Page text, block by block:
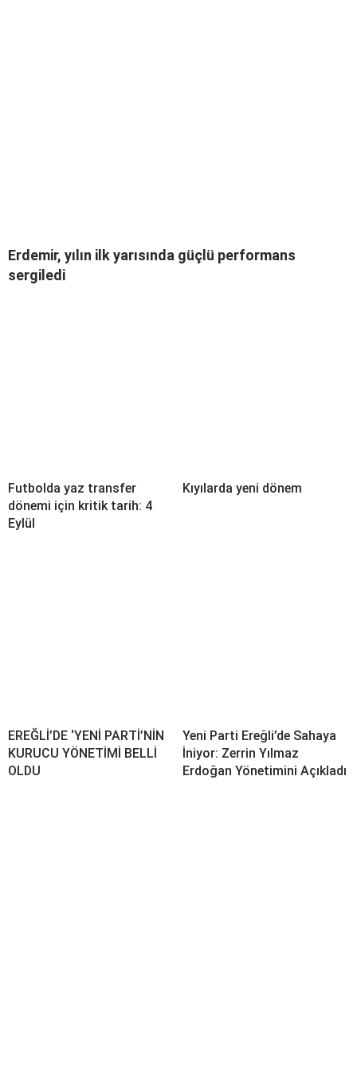
Erdemir, yılın ilk yarısında güçlü performans
sergiledi
Futbolda yaz transfer
dönemi için kritik tarih: 4
Eylül
Kıyılarda yeni dönem
EREĞLİ’DE ‘YENİ PARTİ’NİN
KURUCU YÖNETİMİ BELLİ
OLDU
Yeni Parti Ereğli’de Sahaya
İniyor: Zerrin Yılmaz
Erdoğan Yönetimini Açıkladı